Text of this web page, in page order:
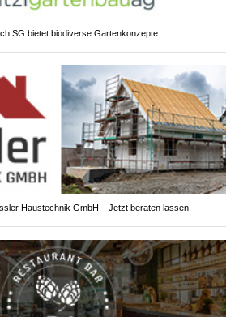
SG bietet biodiverse Gartenkonzepte
Haustechnik GmbH – Jetzt beraten lassen